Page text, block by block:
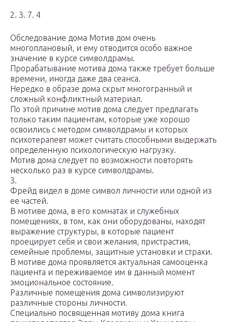
2. 3. 7. 4
Обследование дома Мотив дом очень
многоплановый, и ему отводится особо важное
значение в курсе символдрамы.
Прорабатывание мотива дома также требует больше
времени, иногда даже два сеанса.
Нередко в образе дома скрыт многогранный и
сложный конфликтный материал.
По этой причине мотив дома следует предлагать
только таким пациентам, которые уже хорошо
освоились с методом символдрамы и которых
психотерапевт может считать способными выдержать
определенную психологическую нагрузку.
Мотив дома следует по возможности повторять
несколько раз в курсе символдрамы.
3.
Фрейд видел в доме символ личности или одной из
ее частей.
В мотиве дома, в его комнатах и служебных
помещениях, в том, как они оборудованы, находят
выражение структуры, в которые пациент
проецирует себя и свои желания, пристрастия,
семейные проблемы, защитные установки и страхи.
В мотиве дома проявляется актуальная самооценка
пациента и переживаемое им в данный момент
эмоциональное состояние.
Различные помещения дома символизируют
различные стороны личности.
Специально посвященная мотиву дома книга